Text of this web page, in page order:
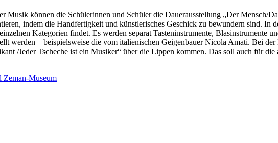
Musik können die Schülerinnen und Schüler die Dauerausstellung „Der Mensch/
indem die Handfertigkeit und künstlerisches Geschick zu bewundern sind.
Kategorien findet. Es werden separat Tasteninstrumente, Blasinstrumente
werden – beispielsweise die vom italienischen Geigenbauer Nicola Amati. Bei
/Jeder Tscheche ist ein Musiker“ über die Lippen kommen. Das soll auch für
Zeman-Museum